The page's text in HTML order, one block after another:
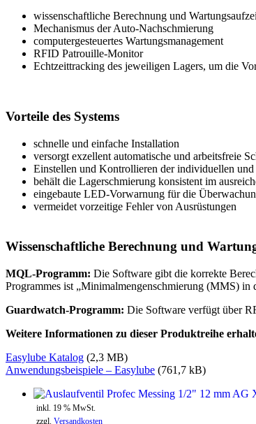
wissenschaftliche Berechnung und
Mechanismus der Auto-Nachschmierung
computergesteuertes Wartungsmanagement
RFID Patrouille-Monitor
Echtzeittracking des jeweiligen Lagers, um die
Vorteile des Systems
schnelle und einfache Installation
versorgt exzellent automatische und arbeitsfreie
Einstellen und Kontrollieren der individuellen
behält die Lagerschmierung konsistent im
eingebaute LED-Vorwarnung für die
vermeidet vorzeitige Fehler von Ausrüstungen
Wissenschaftliche Berechnung und
MQL-Programm: Die Software gibt die korrekte
Programmes ist „Minimalmengenschmierung (MMS) in
Guardwatch-Programm: Die Software verfügt über
Weitere Informationen zu dieser Produktreihe
Easylube Katalog (2,3 MB)
Anwendungsbeispiele – Easylube (761,7 kB)
inkl. 19 % MwSt.
zzgl. Versandkosten